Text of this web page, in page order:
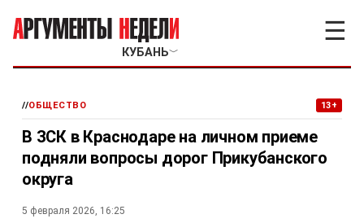
КУБАНЬ﹀
☰
//ОБЩЕСТВО 13+
В ЗСК в Краснодаре на личном приеме
подняли вопросы дорог Прикубанского
округа
5 февраля 2026, 16:25